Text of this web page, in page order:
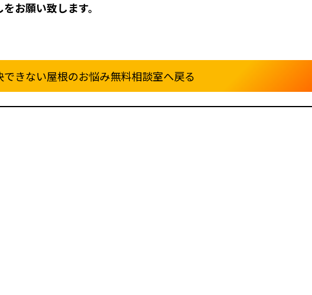
お願い致します。
きない屋根のお悩み無料相談室へ戻る